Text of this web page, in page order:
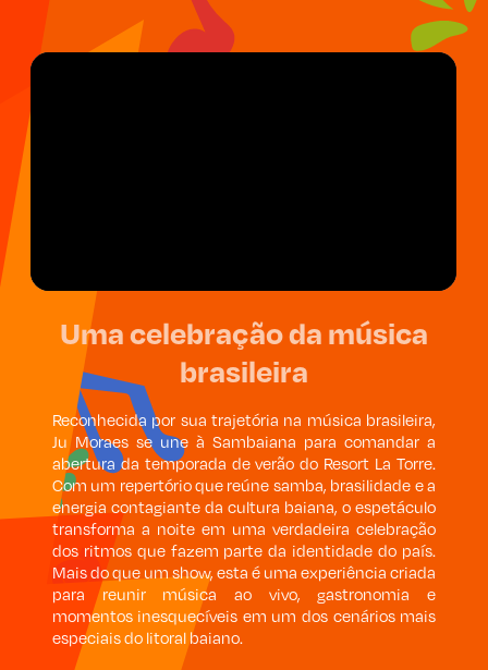
Uma celebração da música
brasileira
Reconhecida por sua trajetória na música brasileira,
Ju Moraes se une à Sambaiana para comandar a
abertura da temporada de verão do Resort La Torre.
Com um repertório que reúne samba, brasilidade e a
energia contagiante da cultura baiana, o espetáculo
transforma a noite em uma verdadeira celebração
dos ritmos que fazem parte da identidade do país.
Mais do que um show, esta é uma experiência criada
para reunir música ao vivo, gastronomia e
momentos inesquecíveis em um dos cenários mais
especiais do litoral baiano.